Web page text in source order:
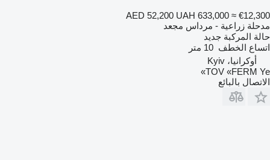
AED 52,200 UAH 633,000 ≈ €12,300
مدحلة زراعية - مرداس مجعد
حالة المركبة جديد
اتساع الخطف 10 متر
أوكرانيا، Kyiv
TOV «FERM Ye»
الاتصال بالبائع